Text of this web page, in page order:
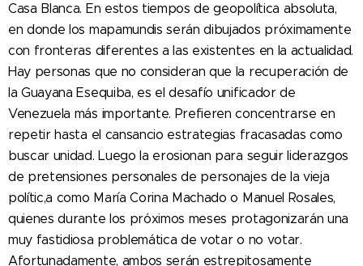
Casa Blanca. En estos tiempos de geopolítica absoluta,
en donde los mapamundis serán dibujados próximamente
con fronteras diferentes a las existentes en la actualidad.
Hay personas que no consideran que la recuperación de
la Guayana Esequiba, es el desafío unificador de
Venezuela más importante. Prefieren concentrarse en
repetir hasta el cansancio estrategias fracasadas como
buscar unidad. Luego la erosionan para seguir liderazgos
de pretensiones personales de personajes de la vieja
polític,a como María Corina Machado o Manuel Rosales,
quienes durante los próximos meses protagonizarán una
muy fastidiosa problemática de votar o no votar.
Afortunadamente, ambos serán estrepitosamente